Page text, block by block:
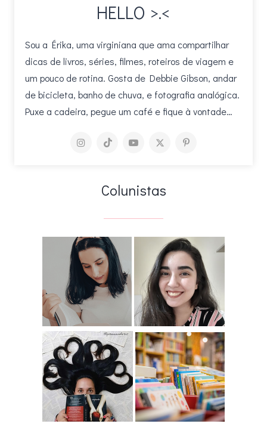
HELLO >.<
Sou a Érika, uma virginiana que ama compartilhar
dicas de livros, séries, filmes, roteiros de viagem e
um pouco de rotina. Gosta de Debbie Gibson, andar
de bicicleta, banho de chuva, e fotografia analógica.
Puxe a cadeira, pegue um café e fique à vontade…
Colunistas